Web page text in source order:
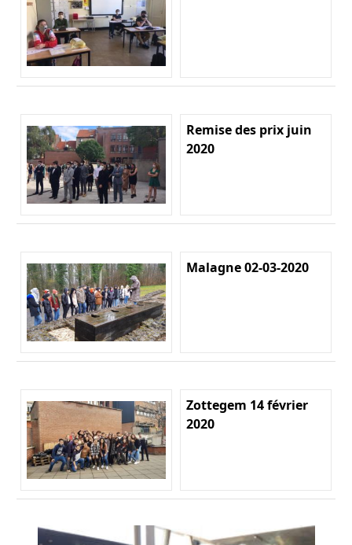
Remise des prix juin
2020
Malagne 02-03-2020
Zottegem 14 février
2020